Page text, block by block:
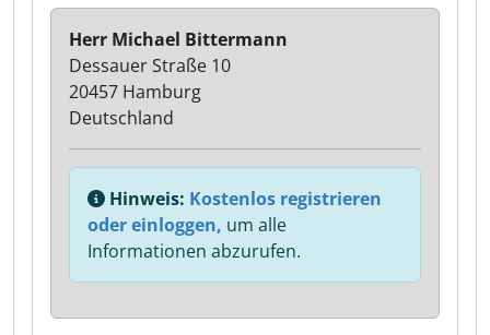
Herr Michael Bittermann
Dessauer Straße 10
20457 Hamburg
Deutschland
Hinweis: Kostenlos registrieren
oder einloggen, um alle
Informationen abzurufen.